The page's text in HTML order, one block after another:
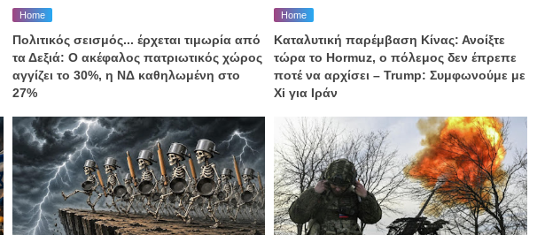
Home
Πολιτικός σεισμός... έρχεται τιμωρία από
τα Δεξιά: Ο ακέφαλος πατριωτικός χώρος
αγγίζει το 30%, η ΝΔ καθηλωμένη στο
27%
Home
Καταλυτική παρέμβαση Κίνας: Ανοίξτε
τώρα το Hormuz, o πόλεμος δεν έπρεπε
ποτέ να αρχίσει – Trump: Συμφωνούμε με
Xi για Ιράν